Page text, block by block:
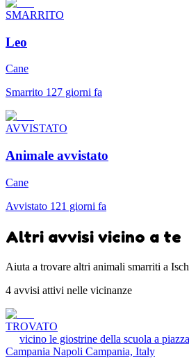
SMARRITO
Leo
Cane
Smarrito 127 giorni fa
AVVISTATO
Animale avvistato
Cane
Avvistato 121 giorni fa
Altri avvisi vicino a te
Aiuta a trovare altri animali smarriti a
4 avvisi attivi nelle vicinanze
TROVATO
vicino le giostrine della scuola a
Campania Napoli Campania, Italy